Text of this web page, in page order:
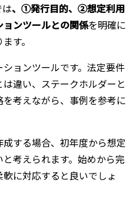
、①発行目的、②想定利用
ンツールとの関係を明確に
す。
ョンツールです。法定要件
違い、ステークホルダーと
考えながら、事例を参考に
する場合、初年度から想定
考えられます。始めから完
に対応すると良いでしょ